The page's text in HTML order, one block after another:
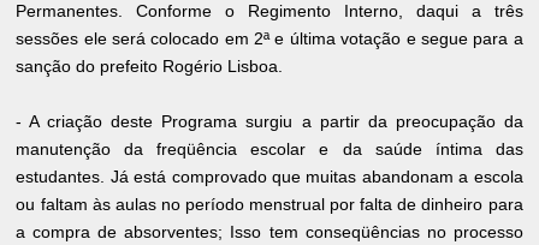
Permanentes. Conforme o Regimento Interno, daqui a três
sessões ele será colocado em 2ª e última votação e segue para a
sanção do prefeito Rogério Lisboa.
- A criação deste Programa surgiu a partir da preocupação da
manutenção da freqüência escolar e da saúde íntima das
estudantes. Já está comprovado que muitas abandonam a escola
ou faltam às aulas no período menstrual por falta de dinheiro para
a compra de absorventes; Isso tem conseqüências no processo